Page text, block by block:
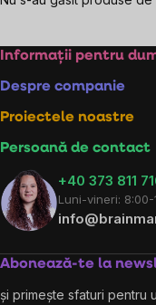
Subsol
Informații pentru
Despre companie
Proiectele noastre
Persoană de contact
+40 373 811
Luni-vineri: 8:00-
Abonează-te la
și primește sfaturi pentru